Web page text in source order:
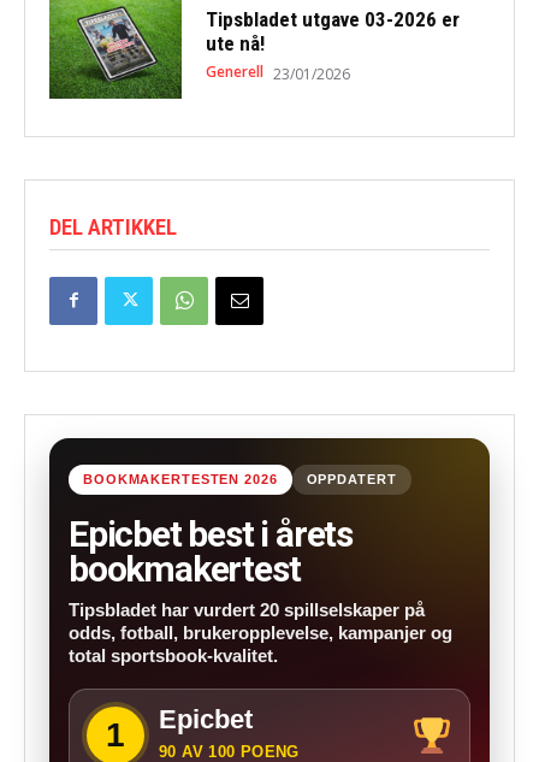
Tipsbladet utgave 03-2026 er
ute nå!
Generell 23/01/2026
DEL ARTIKKEL
BOOKMAKERTESTEN 2026 OPPDATERT
Epicbet best i årets
bookmakertest
Tipsbladet har vurdert 20 spillselskaper på
odds, fotball, brukeropplevelse, kampanjer og
total sportsbook-kvalitet.
1 Epicbet
90 AV 100 POENG